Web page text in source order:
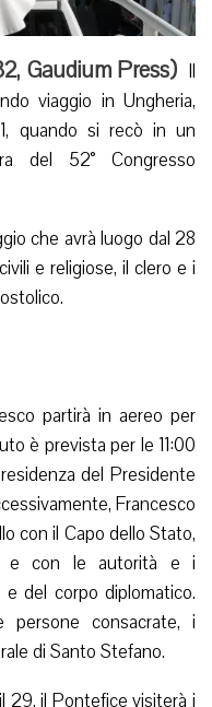
, Gaudium Press) Il
viaggio in Ungheria,
quando si recò in un
del 52° Congresso
che avrà luogo dal 28
e religiose, il clero e i
partirà in aereo per
è prevista per le 11:00
del Presidente
Francesco
con il Capo dello Stato,
e con le autorità e i
del corpo diplomatico.
persone consacrate, i
di Santo Stefano.
29, il Pontefice visiterà i